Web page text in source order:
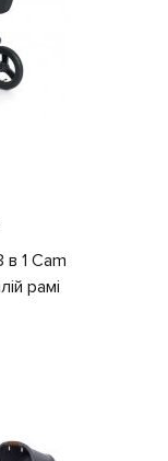
в 1 Сam
рамі